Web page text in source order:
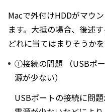
Macで外付けHDDがマウ
ます。大抵の場合、後述
どれに当てはまりそうか
①接続の問題 （USBポ
源が少ない）
USBポートの接続に問